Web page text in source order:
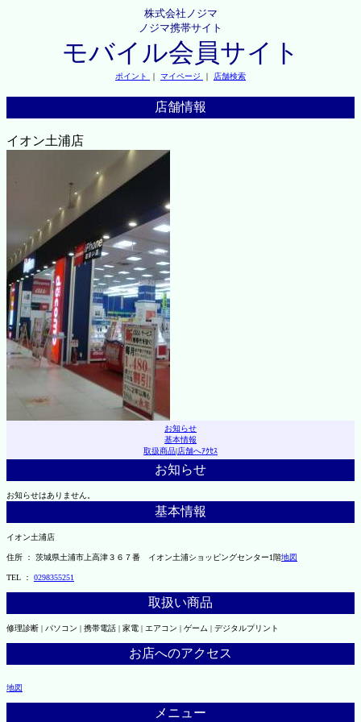
株式会社ノジマ
ノジマ携帯サイト
モバイル会員サイト
ポイント ｜ マイページ ｜ 店舗検索
店舗情報
イオン土浦店
お知らせ
基本情報
取扱商品|店舗へｱｸｾｽ
お知らせ
お知らせはありません。
基本情報
イオン土浦店
住所 ： 茨城県土浦市上高津３６７番 イオン土浦ショッピングセンター1階地図
TEL ： 0298355251
取扱い商品
修理診断 | パソコン | 携帯電話 | 家電 | エアコン | ゲーム | デジタルプリント
お店へのアクセス
地図
メニュー